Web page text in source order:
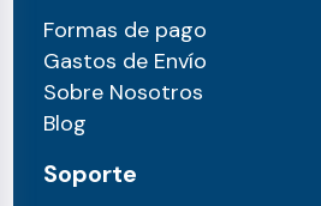
Formas de pago
Gastos de Envío
Sobre Nosotros
Blog
Soporte